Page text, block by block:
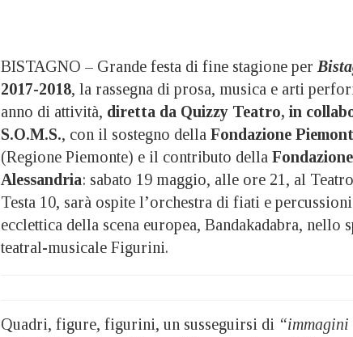
BISTAGNO – Grande festa di fine stagione per
2017-2018, la rassegna di prosa, musica e arti
anno di attività, diretta da Quizzy Teatro, in
S.O.M.S., con il sostegno della Fondazione
(Regione Piemonte) e il contributo della
Alessandria: sabato 19 maggio, alle ore 21, al
Testa 10, sarà ospite l’orchestra di fiati e
ecclettica della scena europea, Bandakadabra, nello
teatral-musicale Figurini.
Quadri, figure, figurini, un susseguirsi di